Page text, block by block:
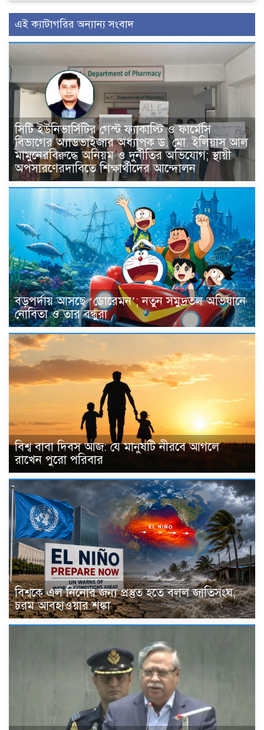
এই ক্যাটাগরির অন্যান্য সংবাদ
সিটি ইউনিভার্সিটির গেস্ট ফ্যাকাল্টি ও ফার্মেসি
বিভাগের অ্যাডভাইজার অধ্যাপক ড. মো. ইলিয়াস আল
মামুনেরবিরুদ্ধে অনিয়ম ও দুর্নীতির অভিযোগ; স্থায়ী
অপসারণেরদাবিতে শিক্ষার্থীদের আন্দোলন
বড়পর্দায় আসছে ‘ডোরেমন’; নতুন সমুদ্রতল অভিযানে
নোবিতা ও তার বন্ধুরা
বিশ্ব বাবা দিবস আজ: যে মানুষটি নীরবে আগলে
রাখেন পুরো পরিবার
বিশ্বকে এল নিনোর জন্য প্রস্তুত হতে বলল জাতিসংঘ,
চরম আবহাওয়ার শঙ্কা